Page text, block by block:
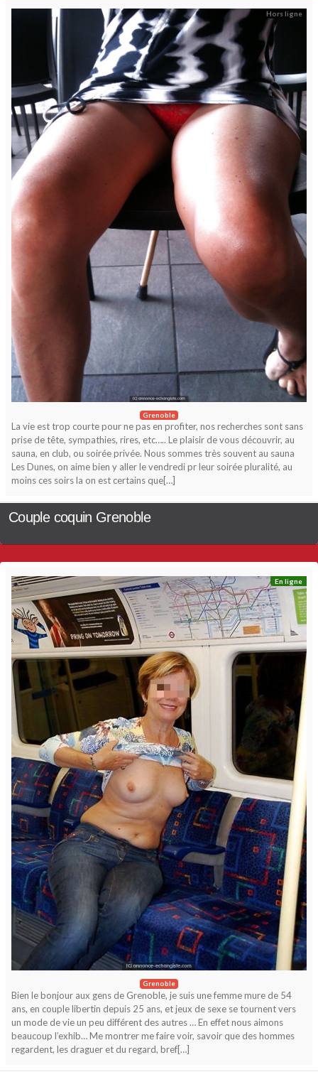
Hors ligne
Grenoble
La vie est trop courte pour ne pas en profiter, nos recherches sont sans
prise de tête, sympathies, rires, etc….. Le plaisir de vous découvrir, au
sauna, en club, ou soirée privée. Nous sommes très souvent au sauna
Les Dunes, on aime bien y aller le vendredi pr leur soirée pluralité, au
moins ces soirs la on est certains que[…]
Couple coquin Grenoble
En ligne
Grenoble
Bien le bonjour aux gens de Grenoble, je suis une femme mure de 54
ans, en couple libertin depuis 25 ans, et jeux de sexe se tournent vers
un mode de vie un peu différent des autres … En effet nous aimons
beaucoup l’exhib… Me montrer me faire voir, savoir que des hommes
regardent, les draguer et du regard, bref[…]